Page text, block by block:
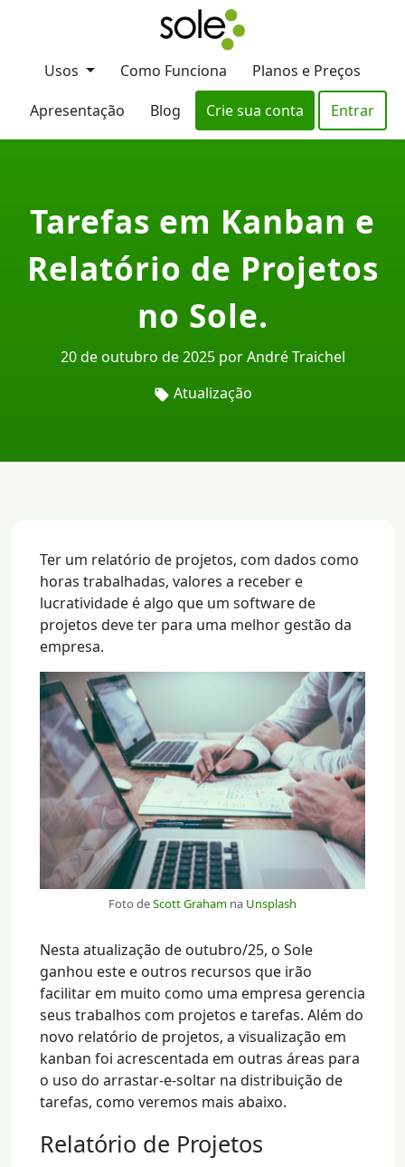
Usos Como Funciona
Planos e Preços
Apresentação
Blog Crie sua conta Entrar
Tarefas em Kanban e
Relatório de Projetos
no Sole.
20 de outubro de 2025 por André Traichel
Atualização
Ter um relatório de projetos, com dados como
horas trabalhadas, valores a receber e
lucratividade é algo que um software de
projetos deve ter para uma melhor gestão da
empresa.
Foto deScott Graham na Unsplash
Nesta atualização de outubro/25, o Sole
ganhou este e outros recursos que irão
facilitar em muito como uma empresa gerencia
seus trabalhos com projetos e tarefas. Além do
novo relatório de projetos, a visualização em
kanban foi acrescentada em outras áreas para
o uso do arrastar-e-soltar na distribuição de
tarefas, como veremos mais abaixo.
Relatório de Projetos